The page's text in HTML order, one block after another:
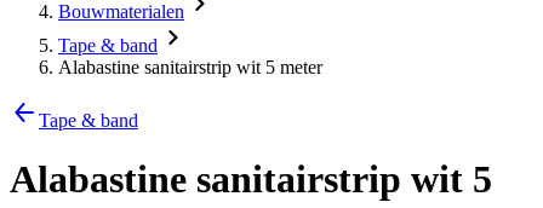
Bouwmaterialen
Tape & band
Alabastine sanitairstrip wit 5 meter
Tape & band
Alabastine sanitairstrip wit 5